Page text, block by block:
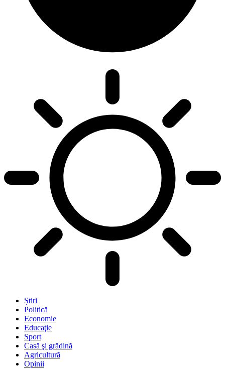
Știri
Politică
Economie
Educaţie
Sport
Casă şi grădină
Agricultură
Opinii